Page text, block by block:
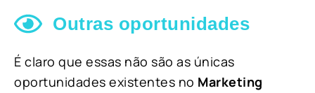
Outras oportunidades
É claro que essas não são as únicas
oportunidades existentes no Marketing